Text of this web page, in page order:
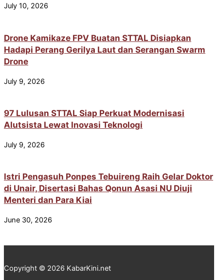
July 10, 2026
Drone Kamikaze FPV Buatan STTAL Disiapkan
Hadapi Perang Gerilya Laut dan Serangan Swarm
Drone
July 9, 2026
97 Lulusan STTAL Siap Perkuat Modernisasi
Alutsista Lewat Inovasi Teknologi
July 9, 2026
Istri Pengasuh Ponpes Tebuireng Raih Gelar Doktor
di Unair, Disertasi Bahas Qonun Asasi NU Diuji
Menteri dan Para Kiai
June 30, 2026
Copyright © 2026 KabarKini.net